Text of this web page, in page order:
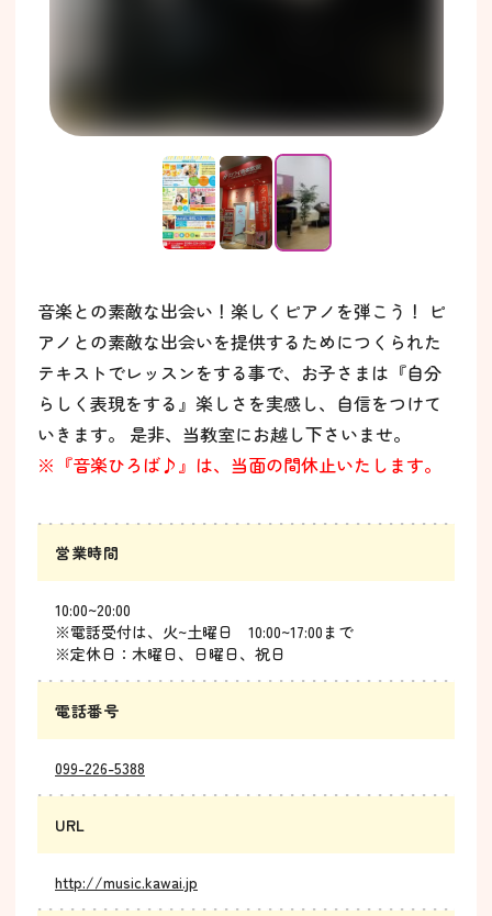
音楽との素敵な出会い！楽しくピアノを弾こう！ ピ
アノとの素敵な出会いを提供するためにつくられた
テキストでレッスンをする事で、お子さまは『自分
らしく表現をする』楽しさを実感し、自信をつけて
いきます。 是非、当教室にお越し下さいませ。
※『音楽ひろば♪』は、当面の間休止いたします。
営業時間
10:00~20:00
※電話受付は、火~土曜日 10:00~17:00まで
※定休日：木曜日、日曜日、祝日
電話番号
099-226-5388
URL
http://music.kawai.jp